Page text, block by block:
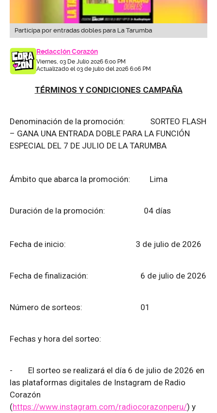
Participa por entradas dobles para La Tarumba
Redacción Corazón
Viernes, 03 De Julio 2026 6:00 PM
Actualizado el 03 de julio del 2026 6:06 PM
TÉRMINOS Y CONDICIONES CAMPAÑA
Denominación de la promoción: SORTEO FLASH
– GANA UNA ENTRADA DOBLE PARA LA FUNCIÓN
ESPECIAL DEL 7 DE JULIO DE LA TARUMBA
Ámbito que abarca la promoción: Lima
Duración de la promoción: 04 días
Fecha de inicio: 3 de julio de 2026
Fecha de finalización: 6 de julio de 2026
Número de sorteos: 01
Fechas y hora del sorteo:
- El sorteo se realizará el día 6 de julio de 2026 en
las plataformas digitales de Instagram de Radio
Corazón
(https://www.instagram.com/radiocorazonperu/) y